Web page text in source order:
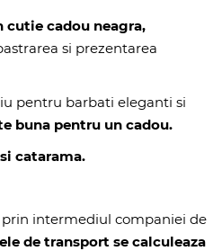
cutie cadou neagra,
si prezentarea
pentru barbati eleganti si
buna pentru un cadou.
catarama.
prin intermediul companiei de
de transport se calculeaza